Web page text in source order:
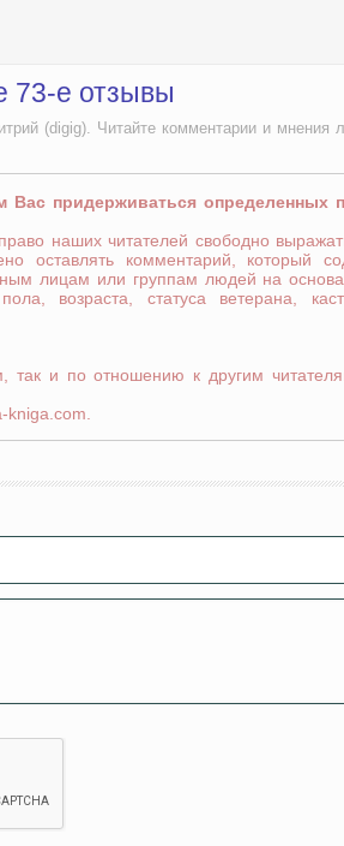
73-е отзывы
(digig). Читайте комментарии и мнения
придерживаться определенных
наших читателей свободно
оставлять комментарий, который
лицам или группам людей на
возраста, статуса ветерана,
так и по отношению к другим